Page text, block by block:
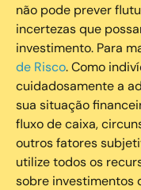
não pode prever
incertezas que
investimento. Para
de Risco. Como
cuidadosamente a
sua situação
fluxo de caixa,
outros fatores
utilize todos os
sobre investimentos